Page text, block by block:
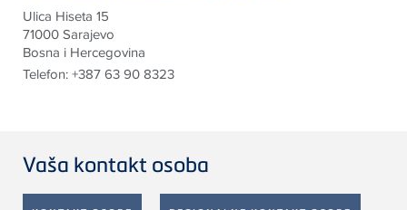
Ulica Hiseta 15
71000 Sarajevo
Bosna i Hercegovina
Telefon:+387 63 90 8323
Vaša kontakt osoba